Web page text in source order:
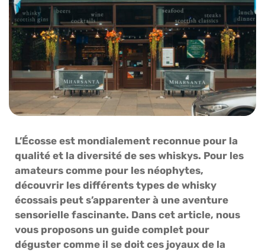
L’Écosse est mondialement reconnue pour la
qualité et la diversité de ses whiskys. Pour les
amateurs comme pour les néophytes,
découvrir les différents types de whisky
écossais peut s’apparenter à une aventure
sensorielle fascinante. Dans cet article, nous
vous proposons un guide complet pour
déguster comme il se doit ces joyaux de la